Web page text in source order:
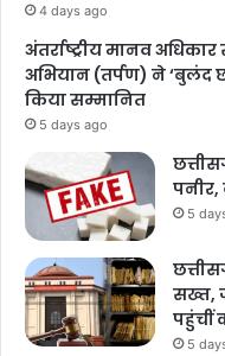
4 days ago
अंतर्राष्ट्रीय मानव
अभियान (तर्पण) ने ‘बुलंद
किया सम्मानित
5 days ago
पनीर,
5
सख्त,
पहुंचीं
5